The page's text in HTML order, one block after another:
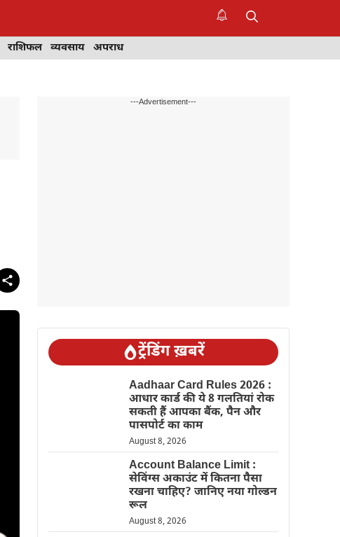
राशिफल व्यवसाय अपराध
---Advertisement---
ट्रेंडिंग ख़बरें
Aadhaar Card Rules 2026 :
आधार कार्ड की ये 8 गलतियां रोक
सकती हैं आपका बैंक, पैन और
पासपोर्ट का काम
August 8, 2026
Account Balance Limit :
सेविंग्स अकाउंट में कितना पैसा
रखना चाहिए? जानिए नया गोल्डन
रूल
August 8, 2026